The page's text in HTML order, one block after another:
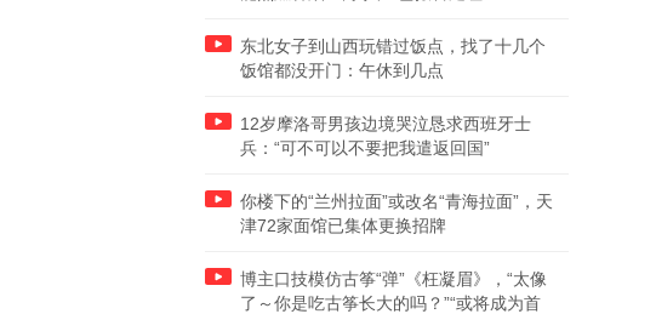
东北女子到山西玩错过饭点，找了十几个
饭馆都没开门：午休到几点
12岁摩洛哥男孩边境哭泣恳求西班牙士
兵：“可不可以不要把我遣返回国”
你楼下的“兰州拉面”或改名“青海拉面”，天
津72家面馆已集体更换招牌
博主口技模仿古筝“弹”《枉凝眉》，“太像
了～你是吃古筝长大的吗？”“或将成为首